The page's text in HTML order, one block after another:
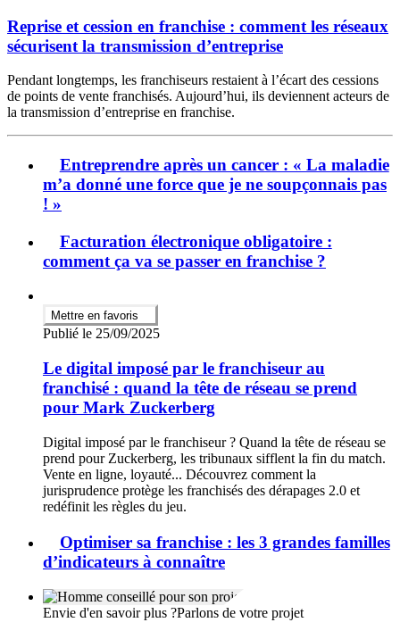
Reprise et cession en franchise : comment les réseaux
sécurisent la transmission d’entreprise
Pendant longtemps, les franchiseurs restaient à l’écart des cessions
de points de vente franchisés. Aujourd’hui, ils deviennent acteurs de
la transmission d’entreprise en franchise.
Entreprendre après un cancer : « La maladie
m’a donné une force que je ne soupçonnais pas
! »
Facturation électronique obligatoire :
comment ça va se passer en franchise ?
Mettre en favoris
Publié le 25/09/2025
Le digital imposé par le franchiseur au
franchisé : quand la tête de réseau se prend
pour Mark Zuckerberg
Digital imposé par le franchiseur ? Quand la tête de réseau se
prend pour Zuckerberg, les tribunaux sifflent la fin du match.
Vente en ligne, loyauté... Découvrez comment la
jurisprudence protège les franchisés des dérapages 2.0 et
redéfinit les règles du jeu.
Optimiser sa franchise : les 3 grandes familles
d’indicateurs à connaître
Envie d'en savoir plus ?Parlons de votre projet